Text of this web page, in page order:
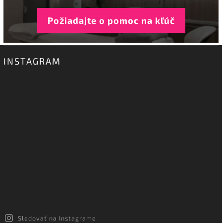
Požiadajte o pomoc na kľúč
INSTAGRAM
Sledovať na Instagrame